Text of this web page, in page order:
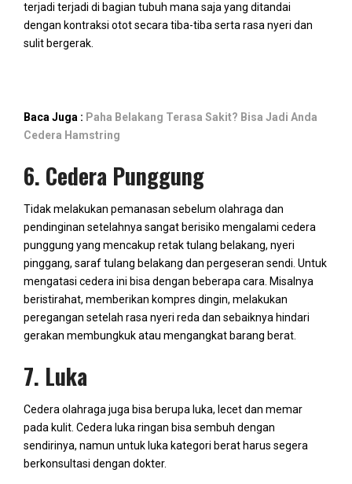
terjadi terjadi di bagian tubuh mana saja yang ditandai
dengan kontraksi otot secara tiba-tiba serta rasa nyeri dan
sulit bergerak.
Baca Juga : Paha Belakang Terasa Sakit? Bisa Jadi Anda
Cedera Hamstring
6. Cedera Punggung
Tidak melakukan pemanasan sebelum olahraga dan
pendinginan setelahnya sangat berisiko mengalami cedera
punggung yang mencakup retak tulang belakang, nyeri
pinggang, saraf tulang belakang dan pergeseran sendi. Untuk
mengatasi cedera ini bisa dengan beberapa cara. Misalnya
beristirahat, memberikan kompres dingin, melakukan
peregangan setelah rasa nyeri reda dan sebaiknya hindari
gerakan membungkuk atau mengangkat barang berat.
7. Luka
Cedera olahraga juga bisa berupa luka, lecet dan memar
pada kulit. Cedera luka ringan bisa sembuh dengan
sendirinya, namun untuk luka kategori berat harus segera
berkonsultasi dengan dokter.